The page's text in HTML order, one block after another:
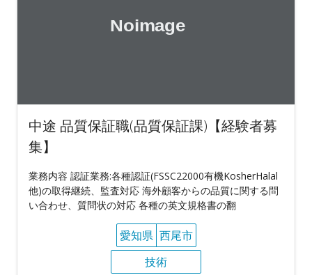
中途 品質保証職(品質保証課)【経験者募
集】
業務内容 認証業務:各種認証(FSSC22000有機KosherHalal
他)の取得継続、監査対応 海外顧客からの品質に関する問
い合わせ、質問状の対応 各種の英文規格書の翻
愛知県 西尾市
技術